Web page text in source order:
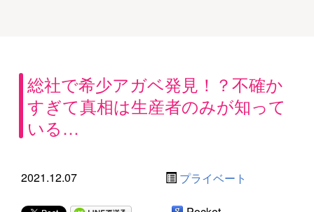
総社で希少アガベ発見！？不確か
すぎて真相は生産者のみが知って
いる…
2021.12.07 プライベート